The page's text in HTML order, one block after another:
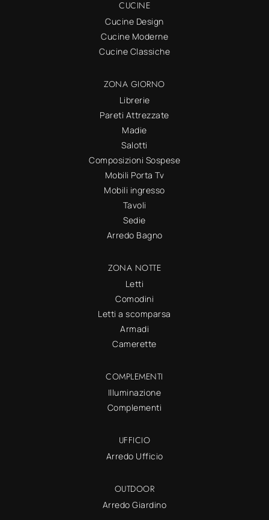
CUCINE
Cucine Design
Cucine Moderne
Cucine Classiche
ZONA GIORNO
Librerie
Pareti Attrezzate
Madie
Salotti
Composizioni Sospese
Mobili Porta Tv
Mobili ingresso
Tavoli
Sedie
Arredo Bagno
ZONA NOTTE
Letti
Comodini
Letti a scomparsa
Armadi
Camerette
COMPLEMENTI
Illuminazione
Complementi
UFFICIO
Arredo Ufficio
OUTDOOR
Arredo Giardino